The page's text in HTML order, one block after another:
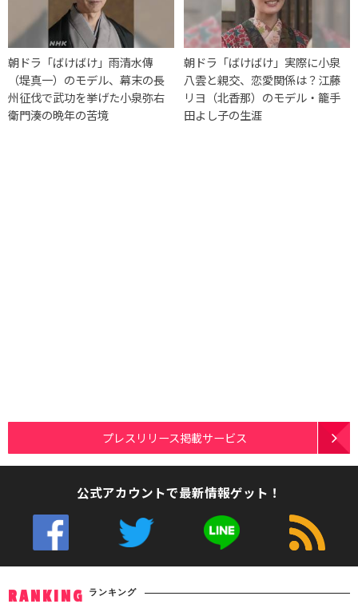
朝ドラ「ばけばけ」雨清水傳
（堤真一）のモデル、幕末の長
州征伐で武功を挙げた小泉弥右
衛門湊の晩年の苦境
朝ドラ「ばけばけ」実際に小泉
八雲と親交、恋愛関係は？江藤
リヨ（北香那）のモデル・籠手
田よし子の生涯
プレスリリース掲載サービス
公式アカウントで最新情報ゲット！
RANKING ランキング